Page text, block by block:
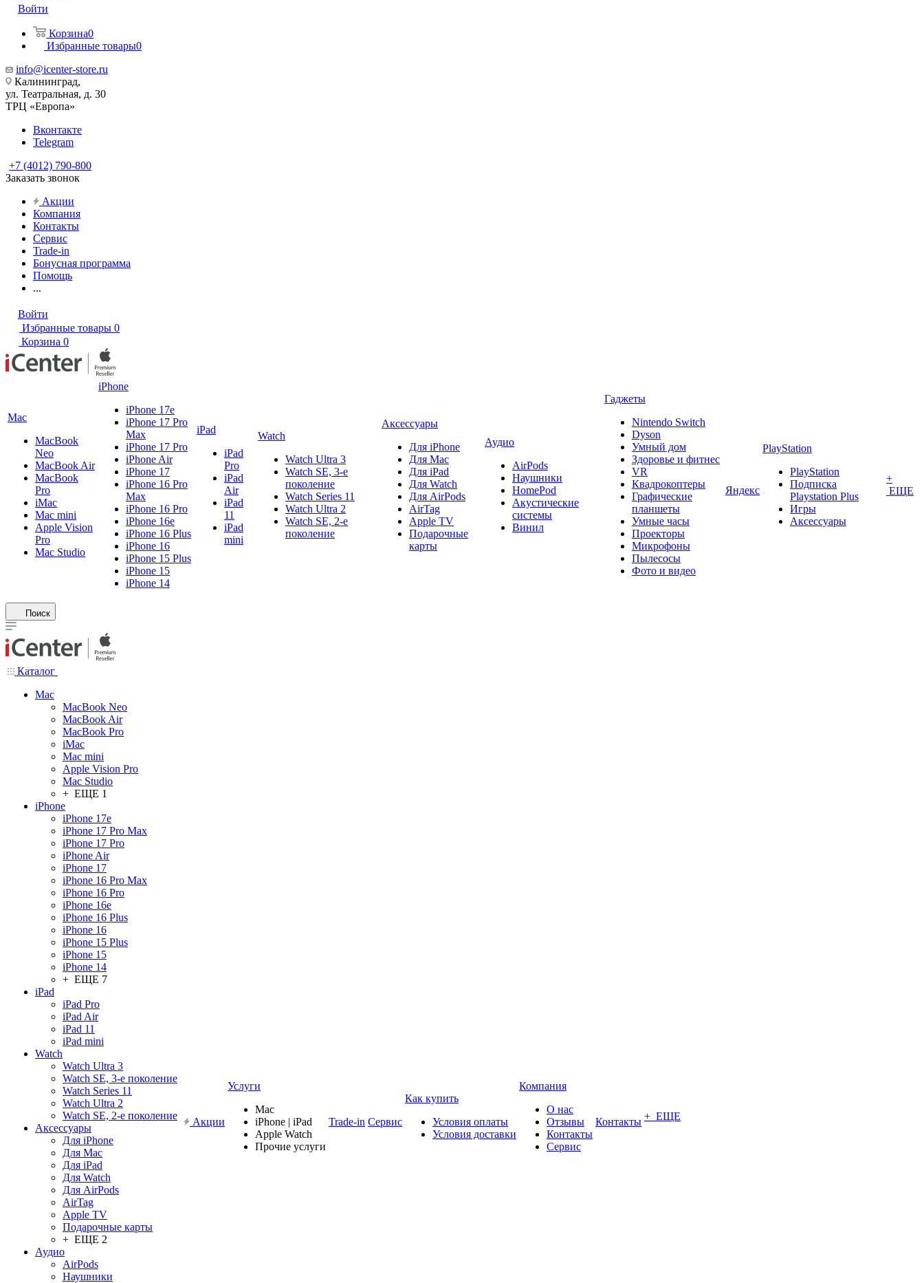
Войти
Корзина0
Избранные товары0
info@icenter-store.ru
Калининград,
ул. Театральная, д. 30
ТРЦ «Европа»
Вконтакте
Telegram
+7 (4012) 790-800
Заказать звонок
Акции
Компания
Контакты
Сервис
Trade-in
Бонусная программа
Помощь
...
Войти
Избранные товары 0
Корзина 0
Mac
MacBook
Neo
MacBook Air
MacBook
Pro
iMac
Mac mini
Apple Vision
Pro
Mac Studio
iPhone
iPhone 17e
iPhone 17 Pro
Max
iPhone 17 Pro
iPhone Air
iPhone 17
iPhone 16 Pro
Max
iPhone 16 Pro
iPhone 16e
iPhone 16 Plus
iPhone 16
iPhone 15 Plus
iPhone 15
iPhone 14
iPad
iPad
Pro
iPad
Air
iPad
11
iPad
mini
Watch
Watch Ultra 3
Watch SE, 3-е
поколение
Watch Series 11
Watch Ultra 2
Watch SE, 2-е
поколение
Аксессуары
Для iPhone
Для Mac
Для iPad
Для Watch
Для AirPods
AirTag
Apple TV
Подарочные
карты
Аудио
AirPods
Наушники
HomePod
Акустические
системы
Винил
Гаджеты
Nintendo Switch
Dyson
Умный дом
Здоровье и фитнес
VR
Квадрокоптеры
Графические
планшеты
Умные часы
Проекторы
Микрофоны
Пылесосы
Фото и видео
Яндекс
PlayStation
PlayStation
Подписка
Playstation Plus
Игры
Аксессуары
+
ЕЩЕ
Поиск
Каталог
Mac
MacBook Neo
MacBook Air
MacBook Pro
iMac
Mac mini
Apple Vision Pro
Mac Studio
+ ЕЩЕ 1
iPhone
iPhone 17e
iPhone 17 Pro Max
iPhone 17 Pro
iPhone Air
iPhone 17
iPhone 16 Pro Max
iPhone 16 Pro
iPhone 16e
iPhone 16 Plus
iPhone 16
iPhone 15 Plus
iPhone 15
iPhone 14
+ ЕЩЕ 7
iPad
iPad Pro
iPad Air
iPad 11
iPad mini
Watch
Watch Ultra 3
Watch SE, 3-е поколение
Watch Series 11
Watch Ultra 2
Watch SE, 2-е поколение
Аксессуары
Для iPhone
Для Mac
Для iPad
Для Watch
Для AirPods
AirTag
Apple TV
Подарочные карты
+ ЕЩЕ 2
Аудио
AirPods
Наушники
Акции
Услуги
Mac
iPhone | iPad
Apple Watch
Прочие услуги
Trade-in Сервис
Как купить
Условия оплаты
Условия доставки
Компания
О нас
Отзывы
Контакты
Сервис
Контакты + ЕЩЕ